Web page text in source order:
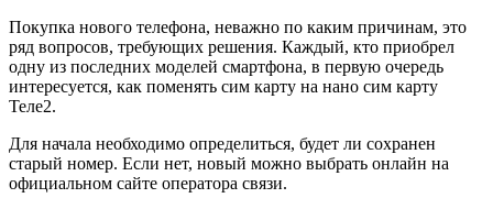
Покупка нового телефона, неважно по каким причинам, это
ряд вопросов, требующих решения. Каждый, кто приобрел
одну из последних моделей смартфона, в первую очередь
интересуется, как поменять сим карту на нано сим карту
Теле2.
Для начала необходимо определиться, будет ли сохранен
старый номер. Если нет, новый можно выбрать онлайн на
официальном сайте оператора связи.